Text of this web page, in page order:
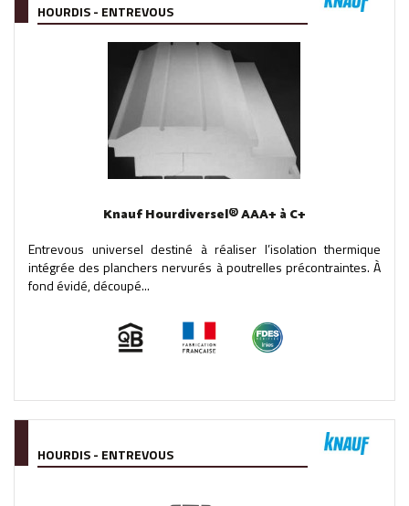
HOURDIS - ENTREVOUS
Knauf Hourdiversel® AAA+ à C+
Entrevous universel destiné à réaliser l’isolation thermique
intégrée des planchers nervurés à poutrelles précontraintes. À
fond évidé, découpé...
HOURDIS - ENTREVOUS